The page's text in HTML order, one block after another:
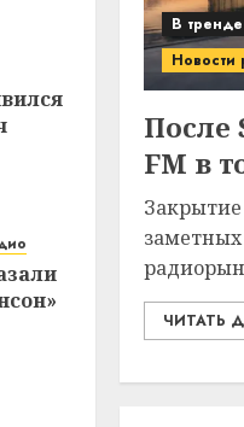
В тренде
Новости
После
FM в
Закрытие
ЧИТАТЬ